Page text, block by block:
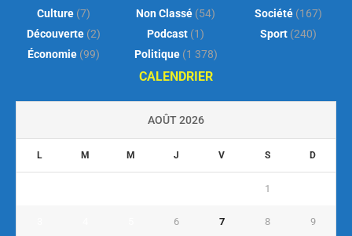
Culture (7)
Découverte (2)
Économie (99)
Non Classé (54)
Podcast (1)
Politique(1 378)
Société(167)
Sport(240)
CALENDRIER
AOÛT 2026
L M M J V S D
1
6 7 8 9